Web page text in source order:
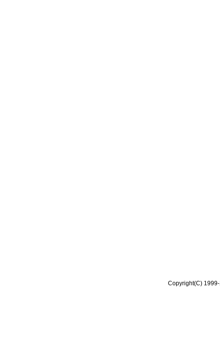
Copyright(C)